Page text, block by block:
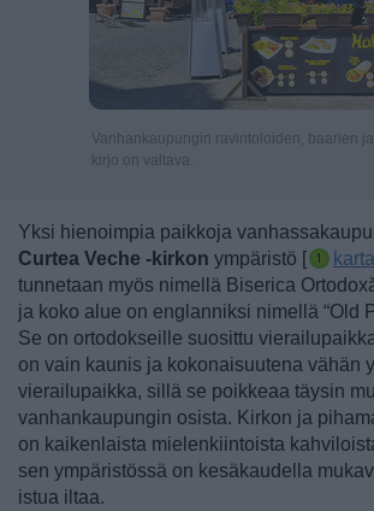
Vanhankaupungin ravintoloiden, baarien
kirjo on valtava.
Yksi hienoimpia paikkoja
Curtea Veche -kirkon ympäristö [
tunnetaan myös nimellä Biserica
ja koko alue on englanniksi nimellä “Old
Se on ortodokseille suosittu
on vain kaunis ja kokonaisuutena vähän
vierailupaikka, sillä se poikkeaa täysin
vanhankaupungin osista. Kirkon ja
on kaikenlaista mielenkiintoista
sen ympäristössä on kesäkaudella
istua iltaa.